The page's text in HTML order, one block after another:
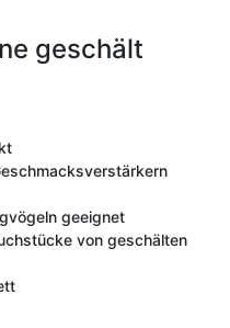
geschält
geeignet
von geschälten